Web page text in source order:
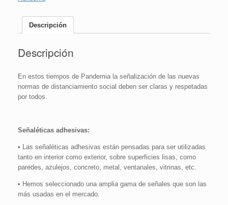
Segundos
16x24
cm
Descripción
Descripción
En estos tiempos de Pandemia la señalización de las nuevas
normas de distanciamiento social deben ser claras y respetadas
por todos.
Señaléticas adhesivas:
• Las señaléticas adhesivas están pensadas para ser utilizadas
tanto en interior como exterior, sobre superficies lisas, como
paredes, azulejos, concreto, metal, ventanales, vitrinas, etc.
• Hemos seleccionado una amplia gama de señales que son las
más usadas en el mercado.